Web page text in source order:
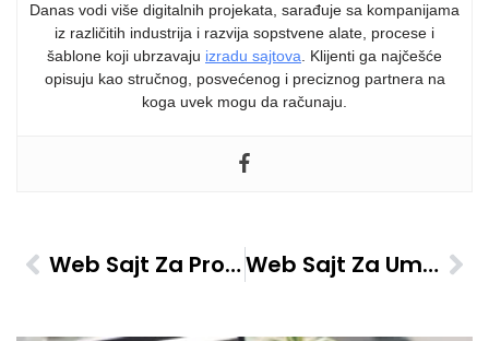
Danas vodi više digitalnih projekata, sarađuje sa kompanijama
iz različitih industrija i razvija sopstvene alate, procese i
šablone koji ubrzavaju izradu sajtova. Klijenti ga najčešće
opisuju kao stručnog, posvećenog i preciznog partnera na
koga uvek mogu da računaju.
Web Sajt Za Prodavnice Nakita – Katalozi Proizvoda Web Sajt Za Umetničke Galerije – Raspored Izložbi